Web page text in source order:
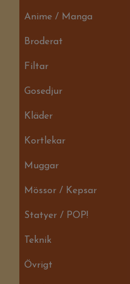
Anime / Manga
Broderat
Filtar
Gosedjur
Kläder
Kortlekar
Muggar
Mössor / Kepsar
Statyer / POP!
Teknik
Övrigt